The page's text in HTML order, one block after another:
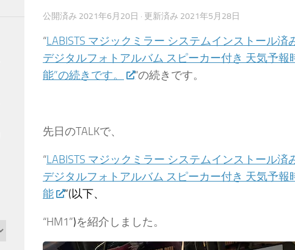
公開済み 2021年6月20日 · 更新済み 2021年5月28日
“LABISTS マジックミラー システムインストール
デジタルフォトアルバム スピーカー付き 天気予報
能”の続きです。
“の続きです。
先日のTALKで、
“LABISTS マジックミラー システムインストール
デジタルフォトアルバム スピーカー付き 天気予報
能
”(以下、
“HM1”)を紹介しました。